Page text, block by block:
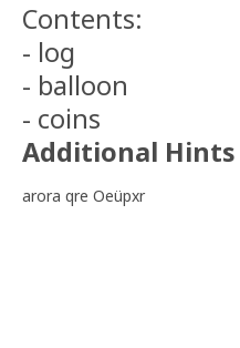
Contents:
- log
- balloon
- coins
Additional Hints
arora qre Oeüpxr